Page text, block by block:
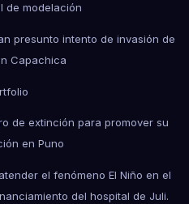
de modelación
presunto intento de invasión de
Capachica
de extinción para promover su
en Puno
el fenómeno El Niño en el
del hospital de Juli.